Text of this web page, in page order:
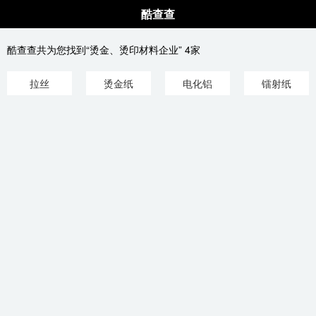
酷查查
酷查查共为您找到“烫金、烫印材料企业” 4家
拉丝 烫金纸 电化铝 镭射纸